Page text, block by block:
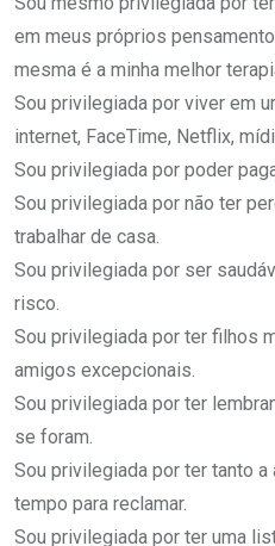
em meus próprios
mesma é a minha melhor
Sou privilegiada por viver em
internet, FaceTime, Netflix,
Sou privilegiada por poder
Sou privilegiada por não ter
trabalhar de casa.
Sou privilegiada por ser
risco.
Sou privilegiada por ter filhos
amigos excepcionais.
Sou privilegiada por ter
se foram.
Sou privilegiada por ter tanto
tempo para reclamar.
Sou privilegiada por ter uma